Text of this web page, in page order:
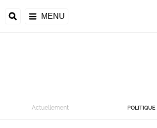
MENU
Actuellement POLITIQUE